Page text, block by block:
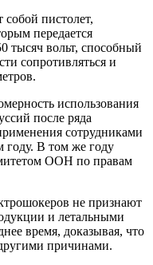
собой пистолет,
передается
тысяч вольт, способный
сопротивляться и
использования
после ряда
сотрудниками
В том же году
ООН по правам
не признают
и летальными
время, доказывая, что
причинами.